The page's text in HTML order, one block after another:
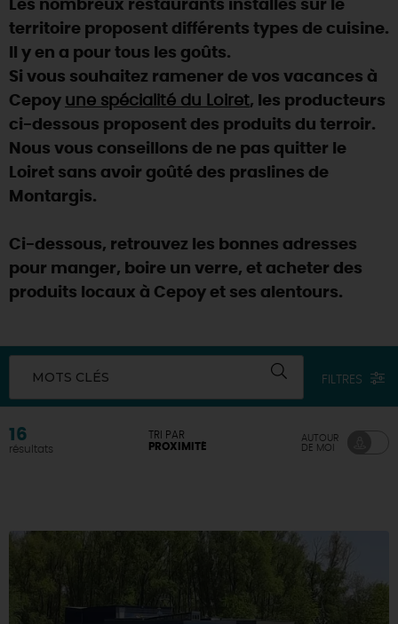
TOUTES LES ACTIVITÉS
Visitesgourmandeset créatives
Vins et vignobles
Chic, une aire de pique-nique
Par ici lesguinguettes
Que rapporter du Loiret ?
La Route desMétiers d'Art
TOUT L'ART DE VIVRE
Des vacances auprès des animaux 🐎
(re)Découvrir les coulisses de la Faïencerie de
Gien !
Expérimenterles parcours Baludik🕵️
Une saison de festivals 🎉
Rendez-vous de la nature en 2026
Programme des animations "Loiret au fil de l'eau"
2026
Où sortir ?
DEMAIN
CETTE SEMAINE
SE REPÉRER,SE DÉPLACER
INFOS &SERVICES
RÉSERVERMAINTENANT
Les nombreux restaurants installés sur le
territoire proposent différents types de cuisine.
Il y en a pour tous les goûts.
Si vous souhaitez ramener de vos vacances à
Cepoy une spécialité du Loiret, les producteurs
ci-dessous proposent des produits du terroir.
Nous vous conseillons de ne pas quitter le
Loiret sans avoir goûté des praslines de
Montargis.
Ci-dessous, retrouvez les bonnes adresses
pour manger, boire un verre, et acheter des
produits locaux à Cepoy et ses alentours.
MOTS CLÉS FILTRES
16
résultats
TRI PAR
PROXIMITÉ
AUTOUR
DE MOI